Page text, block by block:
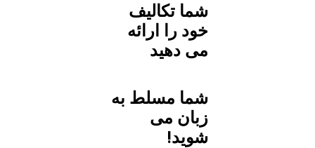
شما تکالیف
خود را ارائه
می دهید
شما مسلط به
زبان می
شوید!